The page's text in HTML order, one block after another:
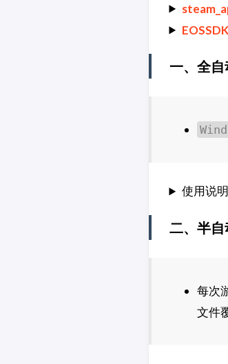
一、全
使用说明
二、半
每次
文件